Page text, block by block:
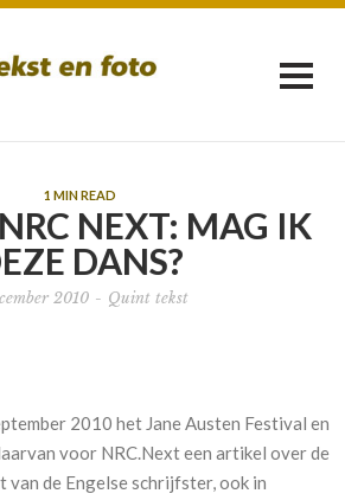
1 MIN READ
NEXT: MAG IK
DANS?
2010 - Quint tekst
2010 het Jane Austen Festival en
voor NRC.Next een artikel over de
de Engelse schrijfster, ook in